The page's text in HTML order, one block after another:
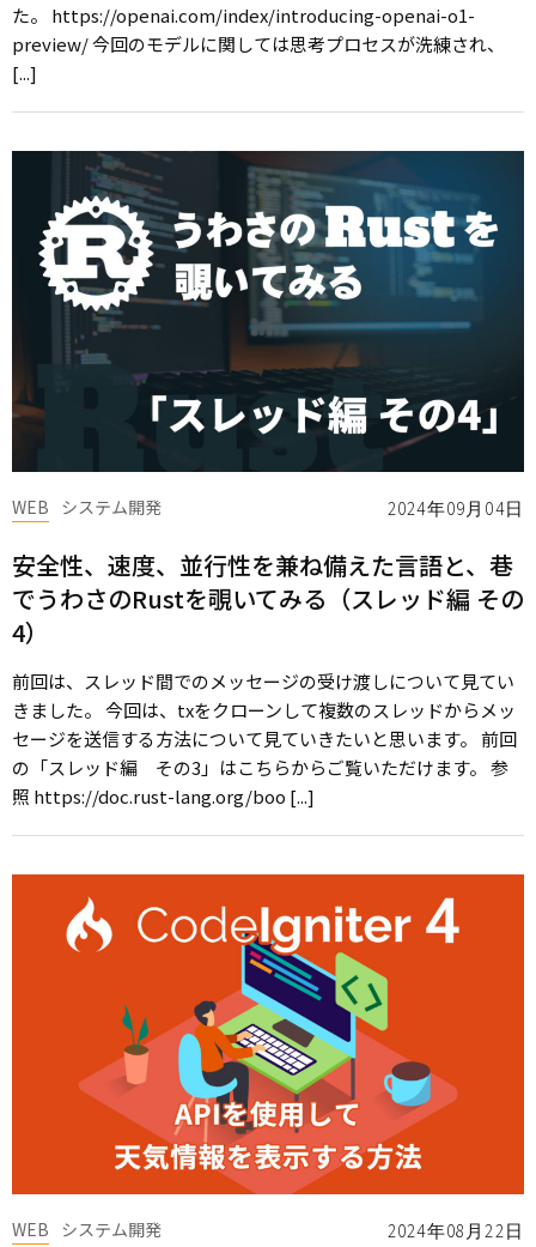
た。 https://openai.com/index/introducing-openai-o1-
preview/ 今回のモデルに関しては思考プロセスが洗練され、
[...]
2024年09月04日
WEB システム開発
安全性、速度、並行性を兼ね備えた言語と、巷
でうわさのRustを覗いてみる（スレッド編 その
4）
前回は、スレッド間でのメッセージの受け渡しについて見てい
きました。 今回は、txをクローンして複数のスレッドからメッ
セージを送信する方法について見ていきたいと思います。 前回
の「スレッド編 その3」はこちらからご覧いただけます。 参
照 https://doc.rust-lang.org/boo [...]
2024年08月22日
WEB システム開発